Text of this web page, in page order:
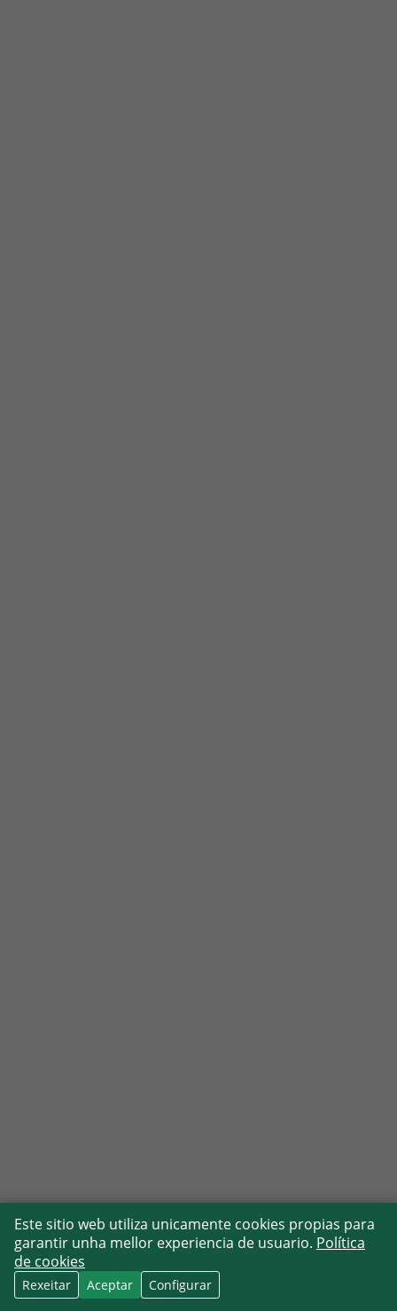
Este sitio web utiliza unicamente cookies propias para
garantir unha mellor experiencia de usuario. Política
de cookies
Rexeitar Aceptar Configurar